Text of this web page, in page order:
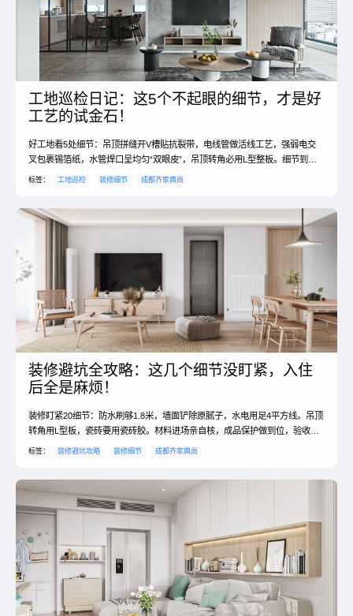
工地巡检日记：这5个不起眼的细节，才是好
工艺的试金石！
好工地看5处细节：吊顶拼缝开V槽贴抗裂带，电线管做活线工艺，强弱电交
叉包裹锡箔纸，水管焊口呈均匀“双眼皮”，吊顶转角必用L型整板。细节到
位，居住无忧。#装修工艺 #施工细节
标签： 工地巡检 装修细节 成都齐家典尚
装修避坑全攻略：这几个细节没盯紧，入住
后全是麻烦！
装修盯紧20细节：防水刷够1.8米，墙面铲除原腻子，水电用足4平方线。吊顶
转角用L型板，瓷砖要用瓷砖胶。材料进场亲自核，成品保护做到位，验收工
具不能少。#装修监工 #避坑细节
标签： 装修避坑攻略 装修细节 成都齐家典尚